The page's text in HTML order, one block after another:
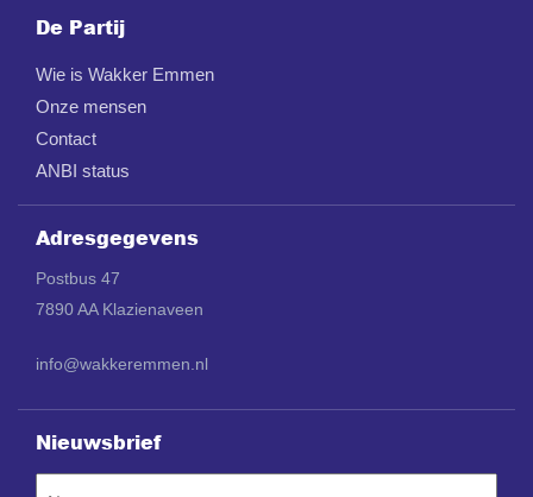
De Partij
Wie is Wakker Emmen
Onze mensen
Contact
ANBI status
Adresgegevens
Postbus 47
7890 AA Klazienaveen
info@wakkeremmen.nl
Nieuwsbrief